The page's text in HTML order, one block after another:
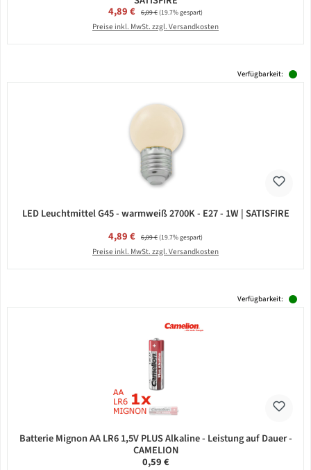
Verkaufspreis:
4,89 € Regulärer Preis:
6,09 €(19.7% gespart)
Preise inkl. MwSt. zzgl. Versandkosten
Verfügbarkeit:
LED Leuchtmittel G45 - warmweiß 2700K - E27 - 1W | SATISFIRE
Verkaufspreis:
4,89 € Regulärer Preis:
6,09 €(19.7% gespart)
Preise inkl. MwSt. zzgl. Versandkosten
Verfügbarkeit:
Batterie Mignon AA LR6 1,5V PLUS Alkaline - Leistung auf Dauer -
CAMELION
Regulärer Preis:
0,59 €